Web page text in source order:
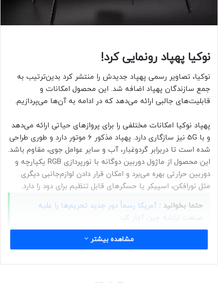
نوکیا پهپاد رونمایی کرد!
نوکیا، تصاویر رسمی پهپاد جدیدش را منتشر کرد بدین‌ترتیب به
جمع سازندگان پهپاد اضافه شد. این محصول امکانات و
قابلیت‌های جالبی ارائه می‌دهد که در ادامه به آن‌ها می‌پردازیم.
پهپاد نوکیا امکانات مختلفی را برای پرواز‌های حیاتی ارائه می‌دهد
و با 5G نیز سازگاری دارد. پهپاد مذکور ۶ موتور دارد و طوری طراحی
شده است تا دربرابر گردوغبار، آب و سایر عوامل جوی، مقاوم باشد.
این محصول از ماژول دوربین دوگانه با نورپردازی RGB یکپارچه و
دوربین حرارتی بهره می‌برد و امکان قرار دادن لوازم‌جانبی دیگری
مثل نورافکن، اسپیکر یا حسگرهای قابل‌ تنظیم برای دود را دارد.
حتما بخوانید : آمریکا رسماً دور جدید تحریم‌ها را علیه
صنعت تراشه چین آغاز کرد
مشاهده بیشتر